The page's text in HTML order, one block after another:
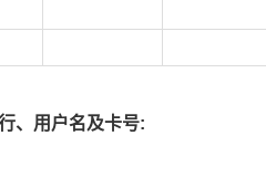
、用户名及卡号: